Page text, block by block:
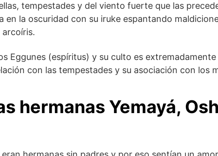
tempestades y del viento fuerte que las
en la oscuridad con su iruke espantando
arcoíris.
Eggunes (espíritus) y su culto es extremadamente
con las tempestades y su asociación con los
hermanas Yemayá,